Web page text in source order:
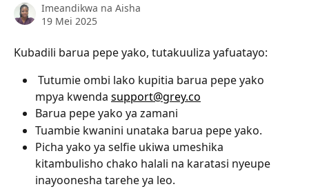
Imeandikwa na Aisha
19 Mei 2025
Kubadili barua pepe yako, tutakuuliza yafuatayo:
mpya kwenda support@grey.co
Barua pepe yako ya zamani
Tuambie kwanini unataka barua pepe yako.
Picha yako ya selfie ukiwa umeshika
kitambulisho chako halali na karatasi nyeupe
inayoonesha tarehe ya leo.